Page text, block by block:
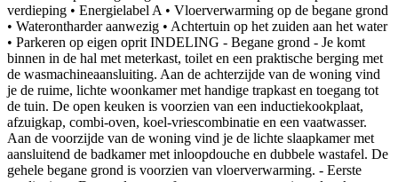
verdieping • Energielabel A • Vloerverwarming op de begane grond
• Waterontharder aanwezig • Achtertuin op het zuiden aan het water
• Parkeren op eigen oprit INDELING - Begane grond - Je komt
binnen in de hal met meterkast, toilet en een praktische berging met
de wasmachineaansluiting. Aan de achterzijde van de woning vind
je de ruime, lichte woonkamer met handige trapkast en toegang tot
de tuin. De open keuken is voorzien van een inductiekookplaat,
afzuigkap, combi-oven, koel-vriescombinatie en een vaatwasser.
Aan de voorzijde van de woning vind je de lichte slaapkamer met
aansluitend de badkamer met inloopdouche en dubbele wastafel. De
gehele begane grond is voorzien van vloerverwarming. - Eerste